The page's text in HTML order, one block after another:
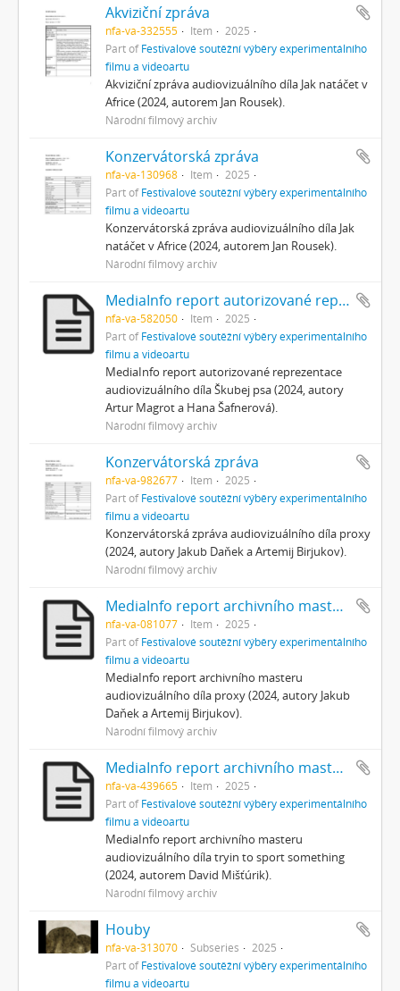
Akviziční zpráva
nfa-va-332555 Item
2025
Part ofFestivalové soutěžní výběry experimentálního
filmu a videoartu
Akviziční zpráva audiovizuálního díla Jak natáčet v
Africe (2024, autorem Jan Rousek).
Národní filmový archiv
Konzervátorská zpráva
nfa-va-130968 Item
2025
Part ofFestivalové soutěžní výběry experimentálního
filmu a videoartu
Konzervátorská zpráva audiovizuálního díla Jak
natáčet v Africe (2024, autorem Jan Rousek).
Národní filmový archiv
MediaInfo report autorizované reprezentace
nfa-va-582050 Item
2025
Part ofFestivalové soutěžní výběry experimentálního
filmu a videoartu
MediaInfo report autorizované reprezentace
audiovizuálního díla Škubej psa (2024, autory
Artur Magrot a Hana Šafnerová).
Národní filmový archiv
Konzervátorská zpráva
nfa-va-982677 Item
2025
Part ofFestivalové soutěžní výběry experimentálního
filmu a videoartu
Konzervátorská zpráva audiovizuálního díla proxy
(2024, autory Jakub Daňek a Artemij Birjukov).
Národní filmový archiv
MediaInfo report archivního masteru
nfa-va-081077 Item
2025
Part ofFestivalové soutěžní výběry experimentálního
filmu a videoartu
MediaInfo report archivního masteru
audiovizuálního díla proxy (2024, autory Jakub
Daňek a Artemij Birjukov).
Národní filmový archiv
MediaInfo report archivního masteru
nfa-va-439665 Item
2025
Part ofFestivalové soutěžní výběry experimentálního
filmu a videoartu
MediaInfo report archivního masteru
audiovizuálního díla tryin to sport something
(2024, autorem David Mišťúrik).
Národní filmový archiv
Houby
nfa-va-313070 Subseries
2025
Part ofFestivalové soutěžní výběry experimentálního
filmu a videoartu